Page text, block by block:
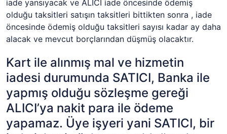
iade yansıyacak ve ALICI iade öncesinde ödemiş
olduğu taksitleri satışın taksitleri bittikten sonra , iade
öncesinde ödemiş olduğu taksitleri sayısı kadar ay daha
alacak ve mevcut borçlarından düşmüş olacaktır.
Kart ile alınmış mal ve hizmetin
iadesi durumunda SATICI, Banka ile
yapmış olduğu sözleşme gereği
ALICI’ya nakit para ile ödeme
yapamaz. Üye işyeri yani SATICI, bir